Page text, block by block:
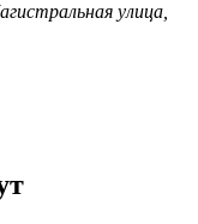
улица,